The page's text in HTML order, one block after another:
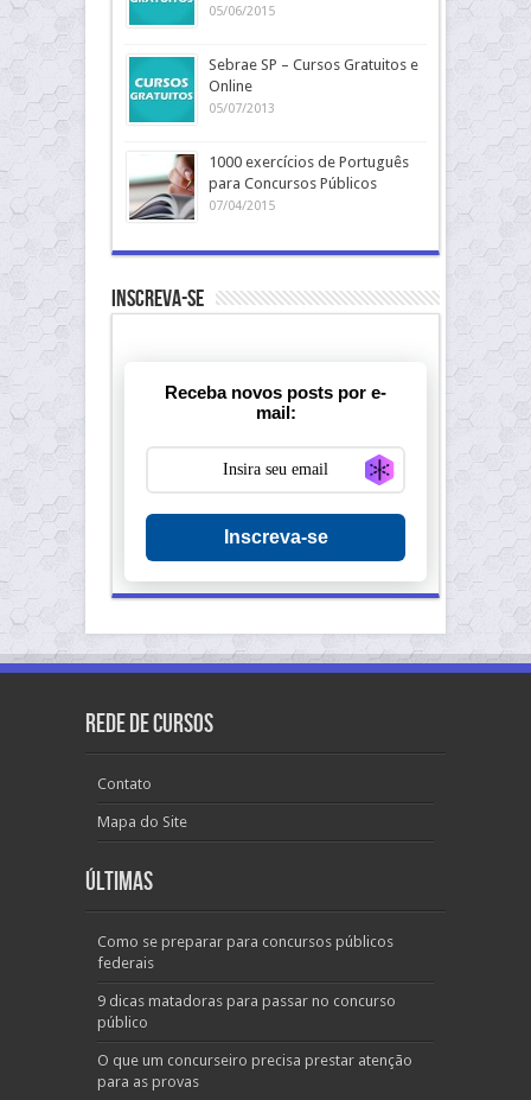
05/06/2015
Sebrae SP – Cursos Gratuitos e
Online
05/07/2013
1000 exercícios de Português
para Concursos Públicos
07/04/2015
Inscreva-se
Receba novos posts por e-
mail:
Generate new
Inscreva-se
Rede de Cursos
Contato
Mapa do Site
Últimas
Como se preparar para concursos públicos
federais
9 dicas matadoras para passar no concurso
público
O que um concurseiro precisa prestar atenção
para as provas